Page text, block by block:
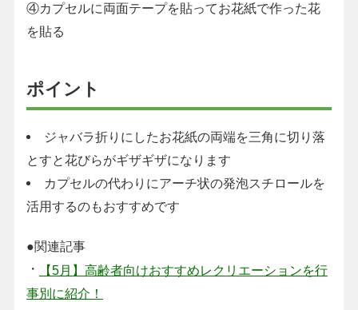
④カプセルに両面テープを貼ってお花紙で作った花
を貼る
ポイント
ジャバラ折りにしたお花紙の両端を三角に切り落
とすと花びらがギザギザになります
カプセルの代わりにアーチ状の発泡スチロールを
活用するのもおすすめです
●関連記事
・
【5月】高齢者向けおすすめレクリエーションを行
事別に紹介！